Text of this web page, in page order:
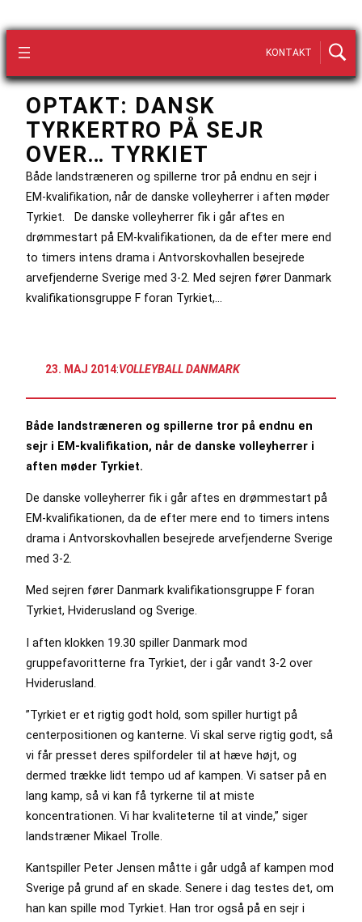
KONTAKT
OPTAKT: DANSK
TYRKERTRO PÅ SEJR
OVER… TYRKIET
Både landstræneren og spillerne tror på endnu en sejr i
EM-kvalifikation, når de danske volleyherrer i aften møder
Tyrkiet. De danske volleyherrer fik i går aftes en
drømmestart på EM-kvalifikationen, da de efter mere end
to timers intens drama i Antvorskovhallen besejrede
arvefjenderne Sverige med 3-2. Med sejren fører Danmark
kvalifikationsgruppe F foran Tyrkiet,…
23. MAJ 2014:VOLLEYBALL DANMARK
Både landstræneren og spillerne tror på endnu en
sejr i EM-kvalifikation, når de danske volleyherrer i
aften møder Tyrkiet.
De danske volleyherrer fik i går aftes en drømmestart på
EM-kvalifikationen, da de efter mere end to timers intens
drama i Antvorskovhallen besejrede arvefjenderne Sverige
med 3-2.
Med sejren fører Danmark kvalifikationsgruppe F foran
Tyrkiet, Hviderusland og Sverige.
I aften klokken 19.30 spiller Danmark mod
gruppefavoritterne fra Tyrkiet, der i går vandt 3-2 over
Hviderusland.
”Tyrkiet er et rigtig godt hold, som spiller hurtigt på
centerpositionen og kanterne. Vi skal serve rigtig godt, så
vi får presset deres spilfordeler til at hæve højt, og
dermed trække lidt tempo ud af kampen. Vi satser på en
lang kamp, så vi kan få tyrkerne til at miste
koncentrationen. Vi har kvaliteterne til at vinde,” siger
landstræner Mikael Trolle.
Kantspiller Peter Jensen måtte i går udgå af kampen mod
Sverige på grund af en skade. Senere i dag testes det, om
han kan spille mod Tyrkiet. Han tror også på en sejr i